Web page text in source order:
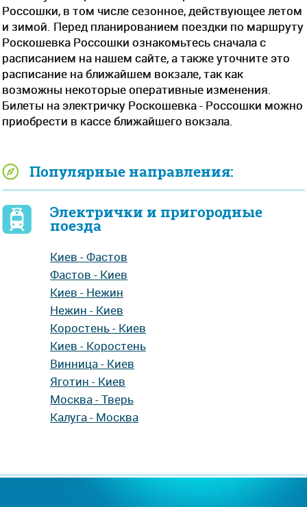
Россошки, в том числе сезонное, действующее летом
и зимой. Перед планированием поездки по маршруту
Роскошевка Россошки ознакомьтесь сначала с
расписанием на нашем сайте, а также уточните это
расписание на ближайшем вокзале, так как
возможны некоторые оперативные изменения.
Билеты на электричку Роскошевка - Россошки можно
приобрести в кассе ближайшего вокзала.
Популярные направления:
Электрички и пригородные
поезда
Киев - Фастов
Фастов - Киев
Киев - Нежин
Нежин - Киев
Коростень - Киев
Киев - Коростень
Винница - Киев
Яготин - Киев
Москва - Тверь
Калуга - Москва